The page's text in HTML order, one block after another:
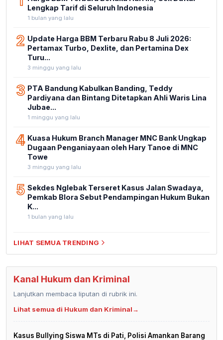
Lengkap Tarif di Seluruh Indonesia
1 bulan yang lalu
2 Update Harga BBM Terbaru Rabu 8 Juli 2026:
Pertamax Turbo, Dexlite, dan Pertamina Dex
Turu...
3 minggu yang lalu
3 PTA Bandung Kabulkan Banding, Teddy
Pardiyana dan Bintang Ditetapkan Ahli Waris Lina
Jubae...
1 minggu yang lalu
4 Kuasa Hukum Branch Manager MNC Bank Ungkap
Dugaan Penganiayaan oleh Hary Tanoe di MNC
Towe
3 minggu yang lalu
5 Sekdes Nglebak Terseret Kasus Jalan Swadaya,
Pemkab Blora Sebut Pendampingan Hukum Bukan
K...
1 bulan yang lalu
LIHAT SEMUA TRENDING
Kanal Hukum dan Kriminal
Lanjutkan membaca liputan di rubrik ini.
Lihat semua di Hukum dan Kriminal→
Kasus Bullying Siswa MTs di Pati, Polisi Amankan Barang